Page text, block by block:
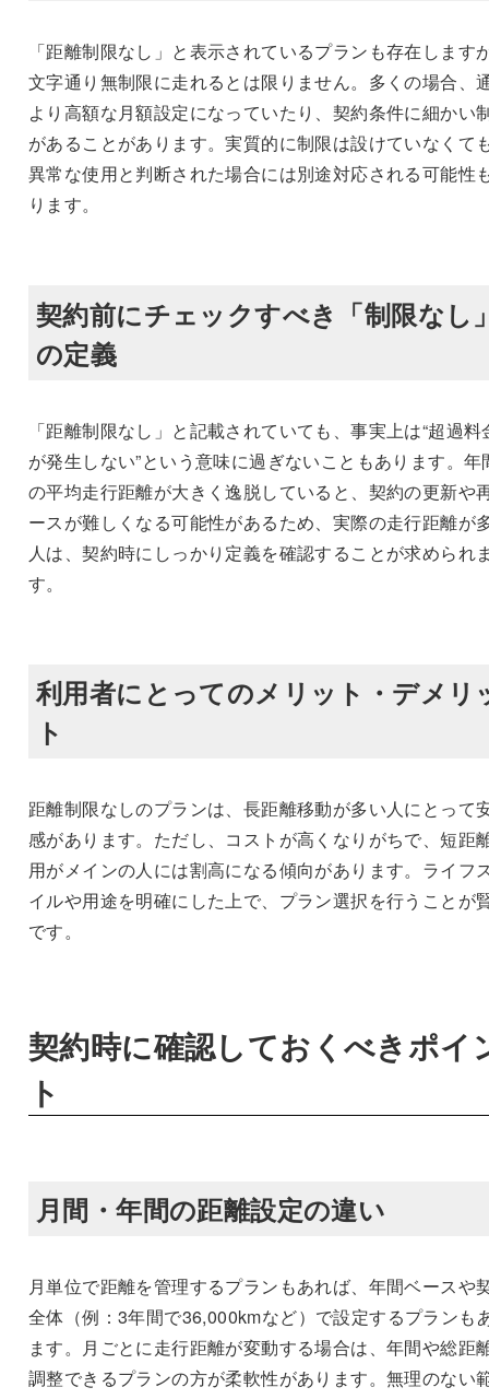
「距離制限なし」と表示されているプランも存在します
文字通り無制限に走れるとは限りません。多くの場合、
より高額な月額設定になっていたり、契約条件に細かい
があることがあります。実質的に制限は設けていなくて
異常な使用と判断された場合には別途対応される可能性
ります。
契約前にチェックすべき「制限なし
の定義
「距離制限なし」と記載されていても、事実上は“超過料
が発生しない”という意味に過ぎないこともあります。年
の平均走行距離が大きく逸脱していると、契約の更新や
ースが難しくなる可能性があるため、実際の走行距離が
人は、契約時にしっかり定義を確認することが求められ
す。
利用者にとってのメリット・デメリ
ト
距離制限なしのプランは、長距離移動が多い人にとって
感があります。ただし、コストが高くなりがちで、短距
用がメインの人には割高になる傾向があります。ライフ
イルや用途を明確にした上で、プラン選択を行うことが
です。
契約時に確認しておくべきポイ
ト
月間・年間の距離設定の違い
月単位で距離を管理するプランもあれば、年間ベースや
全体（例：3年間で36,000kmなど）で設定するプランも
ます。月ごとに走行距離が変動する場合は、年間や総距
調整できるプランの方が柔軟性があります。無理のない